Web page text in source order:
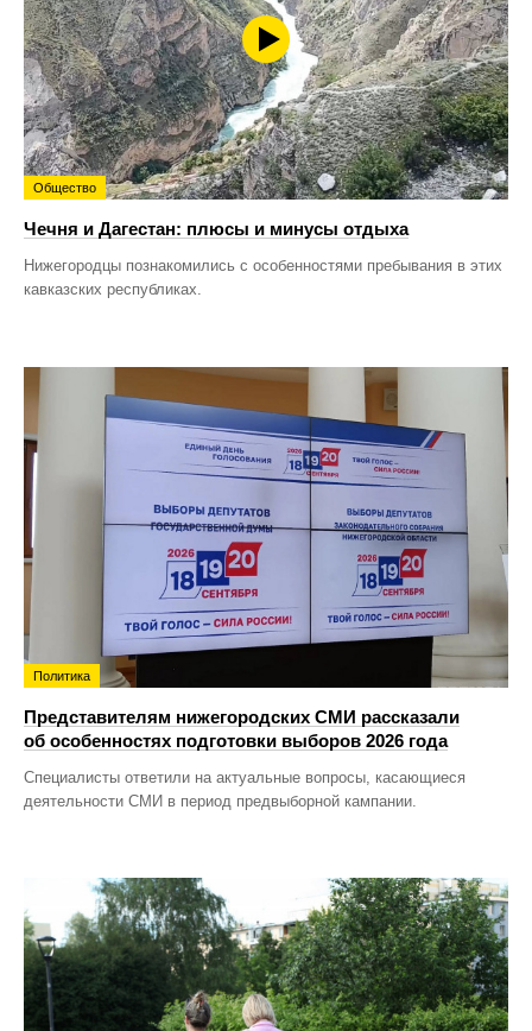
Общество
Чечня и Дагестан: плюсы и минусы отдыха
Нижегородцы познакомились с особенностями пребывания в этих
кавказских республиках.
Политика
Представителям нижегородских СМИ рассказали
об особенностях подготовки выборов 2026 года
Специалисты ответили на актуальные вопросы, касающиеся
деятельности СМИ в период предвыборной кампании.